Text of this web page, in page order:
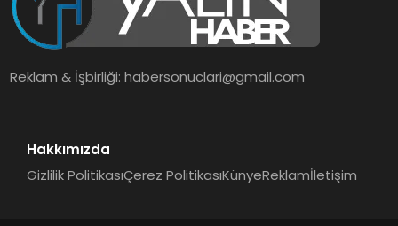
Reklam & İşbirliği:habersonuclari@gmail.com
Hakkımızda
Gizlilik PolitikasıÇerez PolitikasıKünyeReklamİletişim